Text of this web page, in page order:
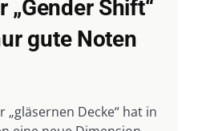
„Gender Shift“
gute Noten
„gläsernen Decke“ hat in